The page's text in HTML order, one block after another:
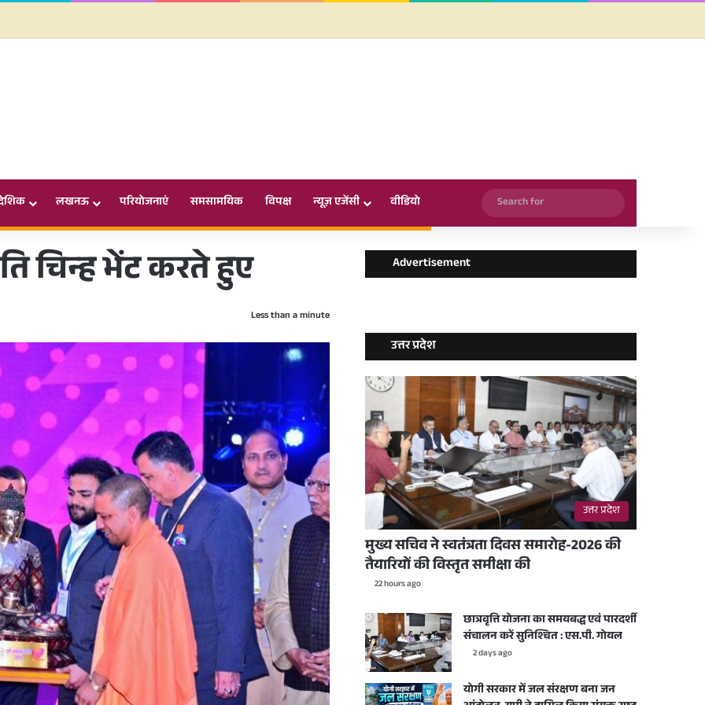
लखनऊ परियोजनाएं समसामयिक विपक्ष न्यूज़ एजेंसी वीडियो
Search
for
चिन्ह भेंट करते हुए
Less than a minute
Advertisement
उत्तर प्रदेश
उत्तर प्रदेश
मुख्य सचिव ने स्वतंत्रता दिवस समारोह-2026 की
तैयारियों की विस्तृत समीक्षा की
22 hours ago
छात्रवृत्ति योजना का समयबद्ध एवं पारदर्शी
संचालन करें सुनिश्चित : एस.पी. गोयल
2 days ago
योगी सरकार में जल संरक्षण बना जन